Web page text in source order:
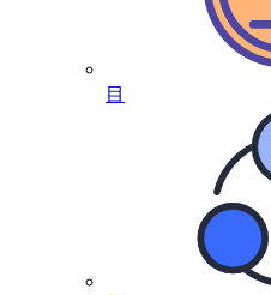
目